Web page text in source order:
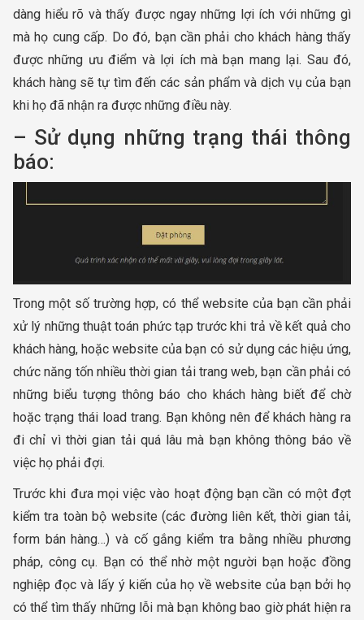
dàng hiểu rõ và thấy được ngay những lợi ích với những gì
mà họ cung cấp. Do đó, bạn cần phải cho khách hàng thấy
được những ưu điểm và lợi ích mà bạn mang lại. Sau đó,
khách hàng sẽ tự tìm đến các sản phẩm và dịch vụ của bạn
khi họ đã nhận ra được những điều này.
– Sử dụng những trạng thái thông
báo:
Trong một số trường hợp, có thể website của bạn cần phải
xử lý những thuật toán phức tạp trước khi trả về kết quả cho
khách hàng, hoặc website của bạn có sử dụng các hiệu ứng,
chức năng tốn nhiều thời gian tải trang web, bạn cần phải có
những biểu tượng thông báo cho khách hàng biết để chờ
hoặc trạng thái load trang. Bạn không nên để khách hàng ra
đi chỉ vì thời gian tải quá lâu mà bạn không thông báo về
việc họ phải đợi.
Trước khi đưa mọi việc vào hoạt động bạn cần có một đợt
kiểm tra toàn bộ website (các đường liên kết, thời gian tải,
form bán hàng…) và cố gắng kiểm tra bằng nhiều phương
pháp, công cụ. Bạn có thể nhờ một người bạn hoặc đồng
nghiệp đọc và lấy ý kiến của họ về website của bạn bởi họ
có thể tìm thấy những lỗi mà bạn không bao giờ phát hiện ra